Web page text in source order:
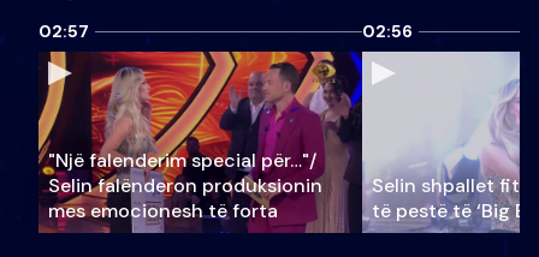
02:57
"Një falenderim special për…"/
Selin falënderon produksionin
mes emocionesh të forta
02:56
Selin shpallet
të pestë të ‘Big